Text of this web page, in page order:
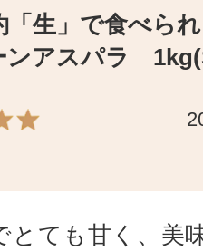
「生」で食べら
アスパラ
とても甘く、美